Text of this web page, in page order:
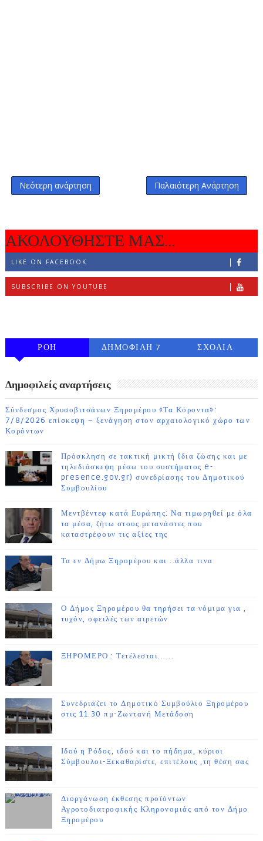
Νεότερη ανάρτηση Παλαιότερη Ανάρτηση
ΑΚΟΛΟΥΘΗΣΤΕ ΜΑΣ...
LIKE ON FACEBOOK
SUBSCRIBE ON YOUTUBE
ΡΟΗ
ΔΗΜΟΦΙΛΗ 7
ΣΧΟΛΙΑ
Δημοφιλείς αναρτήσεις
Σύνδεσμος Χρυσοβιτσάνων Ξηρομέρου «Τα Κόροντα»:
7/8/2026 επίσκεψη – ξενάγηση στον αρχαιολογικό χώρο των
Κορόντων
Πρόσκληση σε τακτική μικτή (δια ζώσης και με
τηλεδιάσκεψη μέσω του συστήματος e-
presence.gov.gr) συνεδρίασης του Δημοτικού
Συμβουλίου
Μεντβέντεφ κατά Ευρώπης: Να τιμωρηθεί με όλα
τα μέσα, ζήτω στους μετανάστες που
καταστρέφουν τις αξίες της
Τα εν Δήμω Ξηρομέρου και ..άλλα τινα
Ο Δήμος Ξηρομέρου θα τηρήσει τα νόμιμα για ,
τυχόν, οφειλές των αιρετών
ΞΗΡΟΜΕΡΟ : Τετέλεσται......
Συνεδριάζει το Δημοτικό Συμβούλιο Ξηρομέρου
στις 11.30 πμ-Ζωντανή Μετάδοση
Ιδού η Ρόδος, ιδού και το πήδημα, κύριοι
Σύμβουλοι-Ξεκαθαρίστε, επιτέλους ,τη θέση σας
Διοργάνωση έκθεσης προϊόντων
Αγροτοδιατροφικής Κληρονομιάς από τον Δήμο
Ξηρομέρου